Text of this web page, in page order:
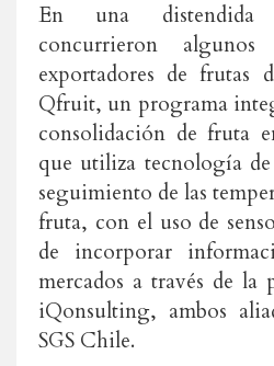
En una distendida
concurrieron
exportadores de frutas
Qfruit, un programa
consolidación de fruta
que utiliza tecnología
seguimiento de las
fruta, con el uso de
de incorporar
mercados a través de la
iQonsulting, ambos
SGS Chile.